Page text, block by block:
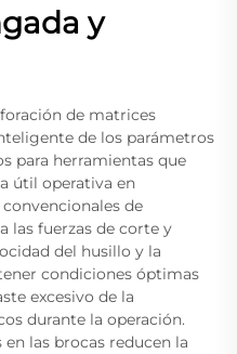
y
de matrices
de los parámetros
para herramientas que
útil operativa en
de
las fuerzas de corte y
del husillo y la
condiciones óptimas
excesivo de la
durante la operación.
las brocas reducen la